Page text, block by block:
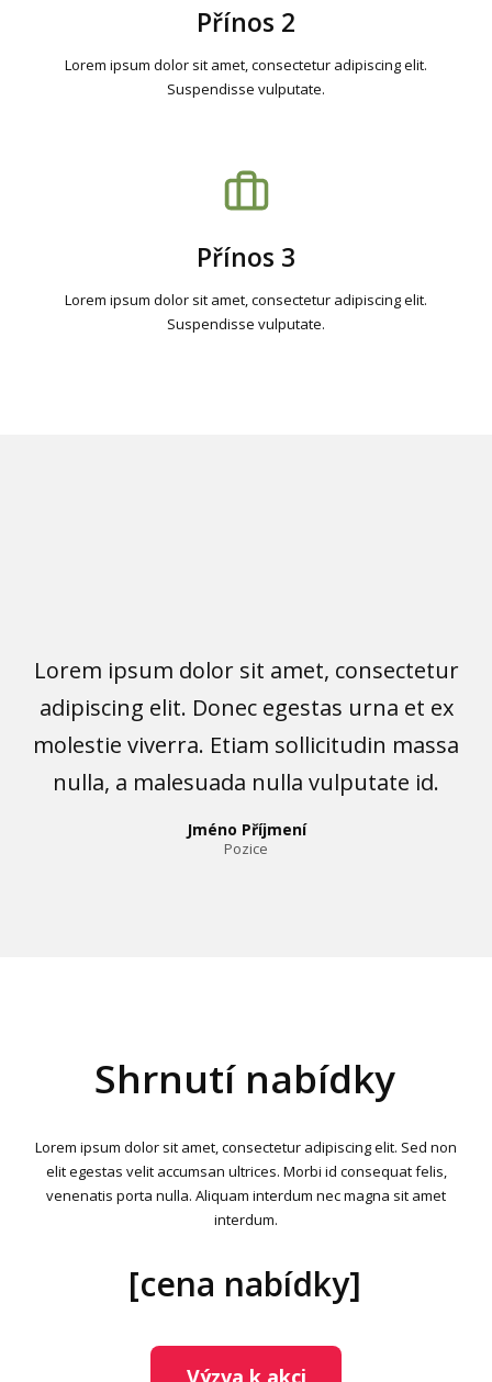
Přínos 2
Lorem ipsum dolor sit amet, consectetur adipiscing elit.
Suspendisse vulputate.
Přínos 3
Lorem ipsum dolor sit amet, consectetur adipiscing elit.
Suspendisse vulputate.
Lorem ipsum dolor sit amet, consectetur
adipiscing elit. Donec egestas urna et ex
molestie viverra. Etiam sollicitudin massa
nulla, a malesuada nulla vulputate id.
Jméno Příjmení
Pozice
Shrnutí nabídky
Lorem ipsum dolor sit amet, consectetur adipiscing elit. Sed non
elit egestas velit accumsan ultrices. Morbi id consequat felis,
venenatis porta nulla. Aliquam interdum nec magna sit amet
interdum.
[cena nabídky]